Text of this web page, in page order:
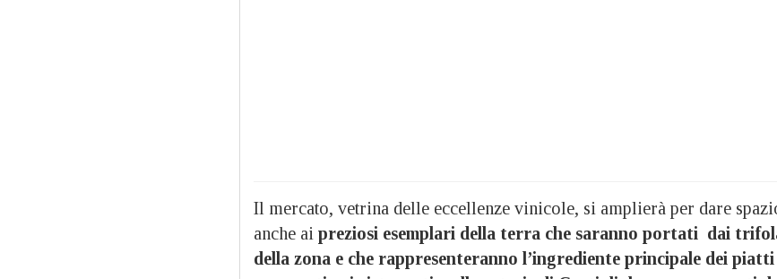
Il mercato, vetrina delle eccellenze vinicole, si amplierà per dare
anche ai preziosi esemplari della terra che saranno portati dai
della zona e che rappresenteranno l’ingrediente principale dei piatti